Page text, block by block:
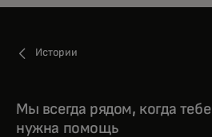
Истории
Мы всегда рядом, когда тебе
нужна помощь